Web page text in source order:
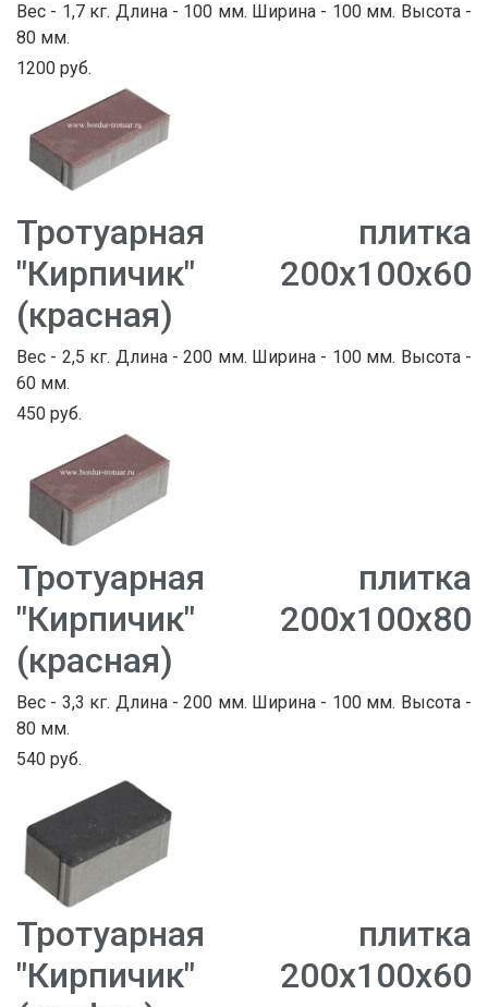
Вес - 1,7 кг. Длина - 100 мм. Ширина - 100 мм. Высота -
80 мм.
1200 руб.
Тротуарная плитка
"Кирпичик" 200х100х60
(красная)
Вес - 2,5 кг. Длина - 200 мм. Ширина - 100 мм. Высота -
60 мм.
450 руб.
Тротуарная плитка
"Кирпичик" 200х100х80
(красная)
Вес - 3,3 кг. Длина - 200 мм. Ширина - 100 мм. Высота -
80 мм.
540 руб.
Тротуарная плитка
"Кирпичик" 200х100х60